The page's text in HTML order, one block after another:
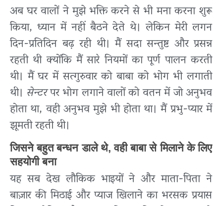
अब घर वालों ने मुझे भक्ति करने से भी मना करना शुरू
किया, ध्यान में नहीं बैठने देते थे। लेकिन मेरी लगन
दिन-प्रतिदिन बढ़ रही थी। मैं सदा सन्तुष्ट और प्रसन्न
रहती थी क्योंकि मैं सारे नियमों का पूर्ण पालन करती
थी। मैं घर में सत्गुरुवार को बाबा को भोग भी लगाती
थी। सेन्टरपर भोग लगाने वालों को वतन में जो अनुभव
होता था, वही अनुभव मुझे भी होता था। मैं प्रभु-प्यार में
झूमती रहती थी।
जिसने बहुत बन्धन डाले थे, वही बाबा से मिलाने के लिए
सहयोगी बना
यह सब देख लौकिक भाइयों ने और माता-पिता ने
बाज़ार की मिठाई और प्याज खिलाने का भरसक प्रयास